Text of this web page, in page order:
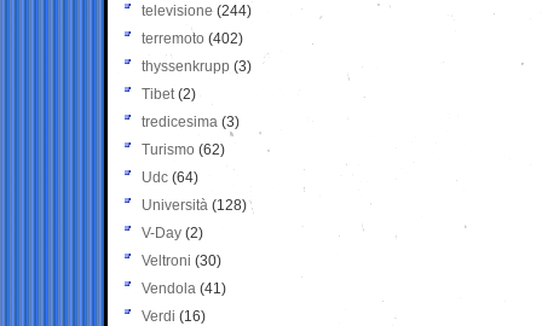
televisione(244)
terremoto (402)
thyssenkrupp (3)
Tibet(2)
tredicesima (3)
Turismo (62)
Udc (64)
Università (128)
V-Day (2)
Veltroni (30)
Vendola (41)
Verdi (16)